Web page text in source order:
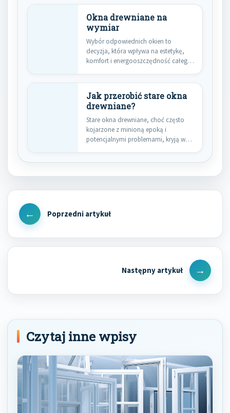
Okna drewniane na
wymiar
Wybór odpowiednich okien to
decyzja, która wpływa na estetykę,
komfort i energooszczędność całego
Jak przerobić stare okna
drewniane?
Stare okna drewniane, choć często
kojarzone z minioną epoką i
potencjalnymi problemami, kryją w
Nawigacja
wpisu
Previous
Next
Post
Czytaj inne wpisy